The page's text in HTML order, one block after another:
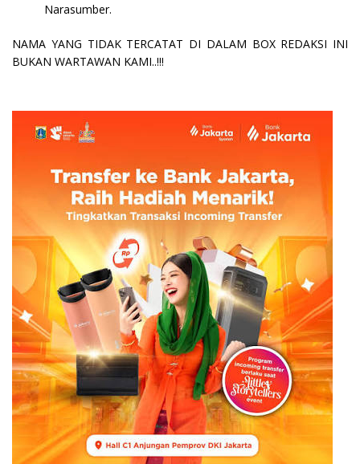
Narasumber.
NAMA YANG TIDAK TERCATAT DI DALAM BOX REDAKSI INI
BUKAN WARTAWAN KAMI..!!!